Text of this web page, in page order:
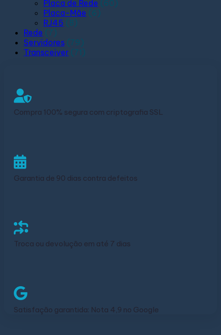
Placa de Rede (60)
Placa-Mãe (6)
RJ45 (8)
Rede (7)
Servidores (79)
Transceiver (71)
Compra 100% segura com criptografia SSL
Garantia de 90 dias contra defeitos
Troca ou devolução em até 7 dias
Satisfação garantida: Nota 4,9 no Google